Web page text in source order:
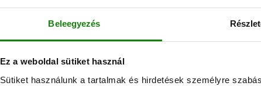
Beleegyezés
Ez a weboldal sütiket használ
Sütiket használunk a tartalmak és hirdetések személyre
116,00 Euro
154,00 Euro